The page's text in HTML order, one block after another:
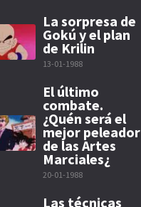
La sorpresa de
Gokú y el plan
de Krilin
13-01-1988
El último
combate.
¿Quén será el
mejor peleador
de las Artes
Marciales¿
20-01-1988
Las técnicas